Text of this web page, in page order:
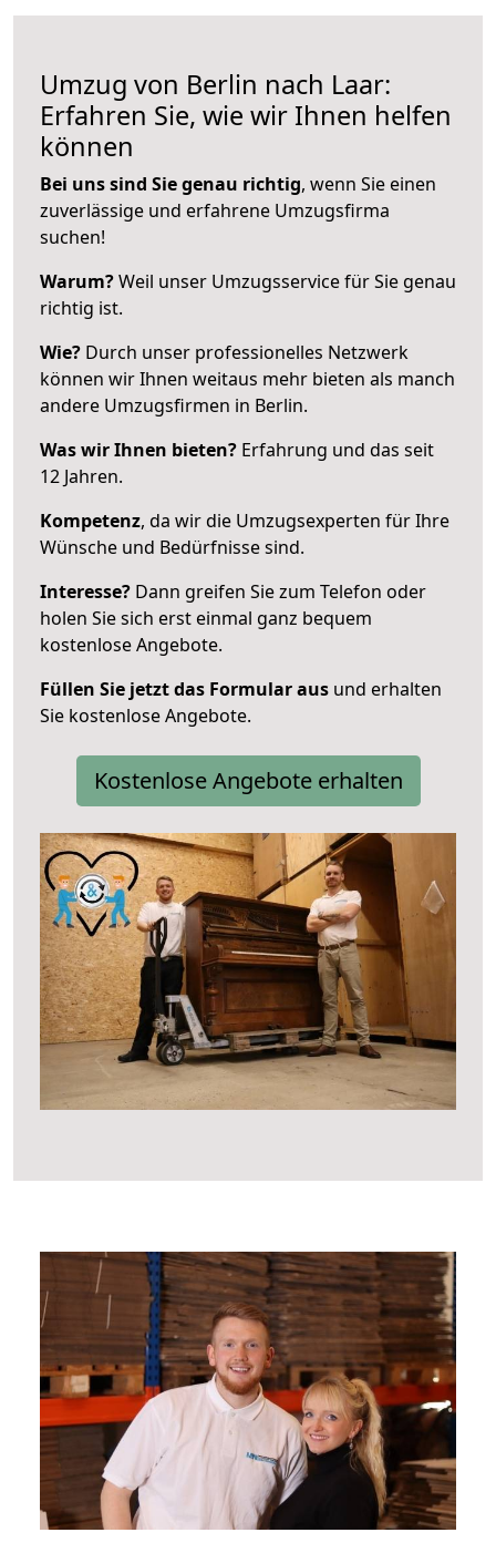
Umzug von Berlin nach Laar:
Erfahren Sie, wie wir Ihnen helfen
können
Bei uns sind Sie genau richtig, wenn Sie einen
zuverlässige und erfahrene Umzugsfirma
suchen!
Warum?Weil unser Umzugsservice für Sie genau
richtig ist.
Wie? Durch unser professionelles Netzwerk
können wir Ihnen weitaus mehr bieten als manch
andere Umzugsfirmen in Berlin.
Was wir Ihnen bieten? Erfahrung und das seit
12 Jahren.
Kompetenz, da wir die Umzugsexperten für Ihre
Wünsche und Bedürfnisse sind.
Interesse? Dann greifen Sie zum Telefon oder
holen Sie sich erst einmal ganz bequem
kostenlose Angebote.
Füllen Sie jetzt das Formular aus und erhalten
Sie kostenlose Angebote.
Kostenlose Angebote erhalten